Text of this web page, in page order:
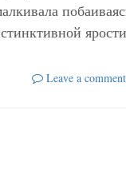
Leave a comment